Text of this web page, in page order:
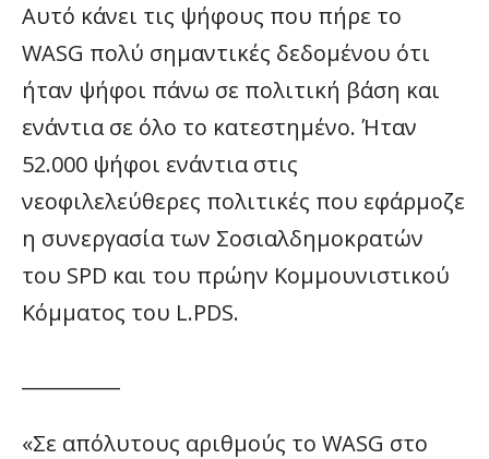
Αυτό κάνει τις ψήφους που πήρε το
WASG πολύ σημαντικές δεδομένου ότι
ήταν ψήφοι πάνω σε πολιτική βάση και
ενάντια σε όλο το κατεστημένο. Ήταν
52.000 ψήφοι ενάντια στις
νεοφιλελεύθερες πολιτικές που εφάρμοζε
η συνεργασία των Σοσιαλδημοκρατών
του SPD και του πρώην Κομμουνιστικού
Κόμματος του L.PDS.
«Σε απόλυτους αριθμούς το WASG στο